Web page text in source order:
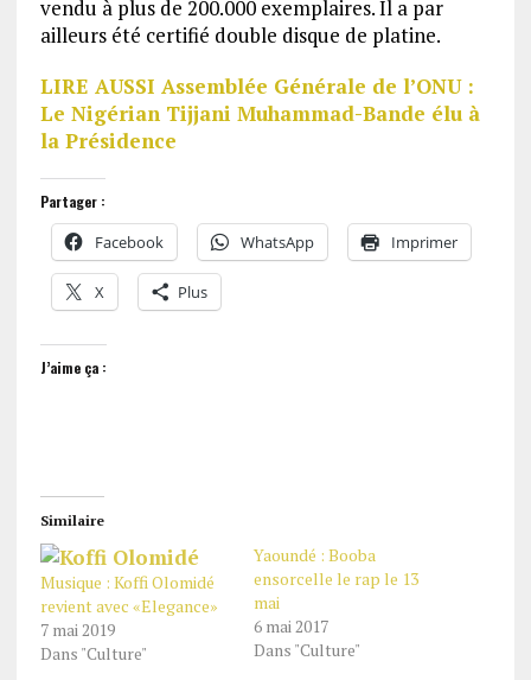
vendu à plus de 200.000 exemplaires. Il a par
ailleurs été certifié double disque de platine.
LIRE AUSSI Assemblée Générale de l’ONU :
Le Nigérian Tijjani Muhammad-Bande élu à
la Présidence
Partager :
Facebook WhatsApp Imprimer
X Plus
J’aime ça :
Similaire
Musique : Koffi Olomidé
revient avec «Elegance»
7 mai 2019
Dans "Culture"
Yaoundé : Booba
ensorcelle le rap le 13
mai
6 mai 2017
Dans "Culture"